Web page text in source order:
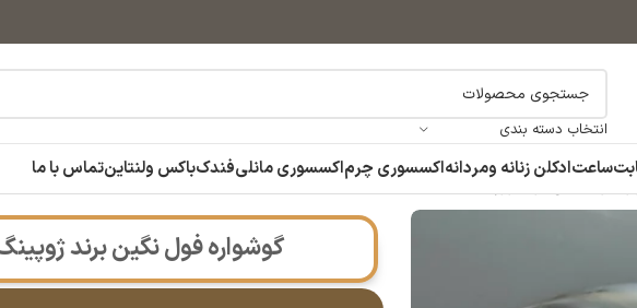
انتخاب دسته بندی
ساعتادکلن زنانه ومردانهاکسسوری چرماکسسوری مانلیفندکباکس ولنتاینتماس با ما
فول نگین برند ژوپینگ ضد حساسیت|14040496
گوشواره فول نگین برند ژوپینگ